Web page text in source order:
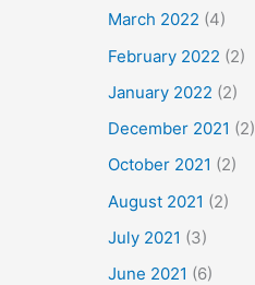
March 2022 (4)
February 2022 (2)
January 2022 (2)
December 2021 (2)
October 2021 (2)
August 2021 (2)
July 2021 (3)
June 2021 (6)